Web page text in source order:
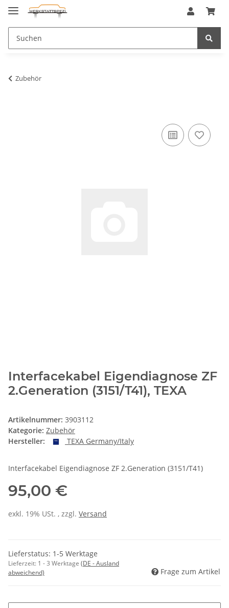
Zubehör
Interfacekabel Eigendiagnose ZF
2.Generation (3151/T41), TEXA
Artikelnummer: 3903112
Kategorie: Zubehör
Hersteller:
TEXA Germany/Italy
Interfacekabel Eigendiagnose ZF 2.Generation (3151/T41)
95,00 €
exkl. 19% USt. , zzgl. Versand
Lieferstatus: 1-5 Werktage
Lieferzeit: 1 - 3 Werktage (DE - Ausland
abweichend)
Frage zum Artikel